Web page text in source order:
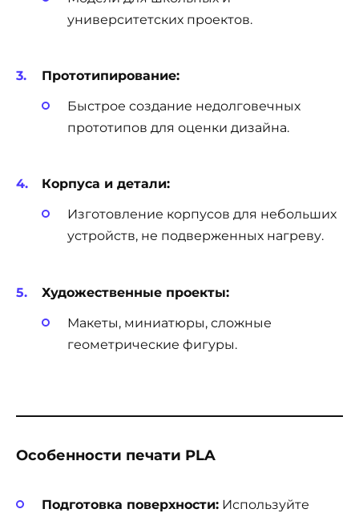
университетских проектов.
Прототипирование:
Быстрое создание недолговечных
прототипов для оценки дизайна.
Корпуса и детали:
Изготовление корпусов для небольших
устройств, не подверженных нагреву.
Художественные проекты:
Макеты, миниатюры, сложные
геометрические фигуры.
Особенности печати PLA
Подготовка поверхности: Используйте